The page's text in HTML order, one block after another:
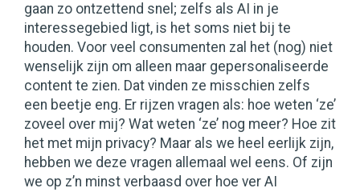
gaan zo ontzettend snel; zelfs als AI in je
interessegebied ligt, is het soms niet bij te
houden. Voor veel consumenten zal het (nog) niet
wenselijk zijn om alleen maar gepersonaliseerde
content te zien. Dat vinden ze misschien zelfs
een beetje eng. Er rijzen vragen als: hoe weten ‘ze’
zoveel over mij? Wat weten ‘ze’ nog meer? Hoe zit
het met mijn privacy? Maar als we heel eerlijk zijn,
hebben we deze vragen allemaal wel eens. Of zijn
we op z’n minst verbaasd over hoe ver AI